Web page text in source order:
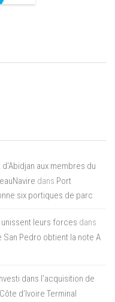
aux membres du
dans Port
six portiques de parc
unissent leurs forces dans
Pedro obtient la note A
dans l’acquisition de
d’Ivoire Terminal